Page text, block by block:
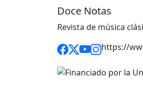
Doce Notas
Revista de música
https://